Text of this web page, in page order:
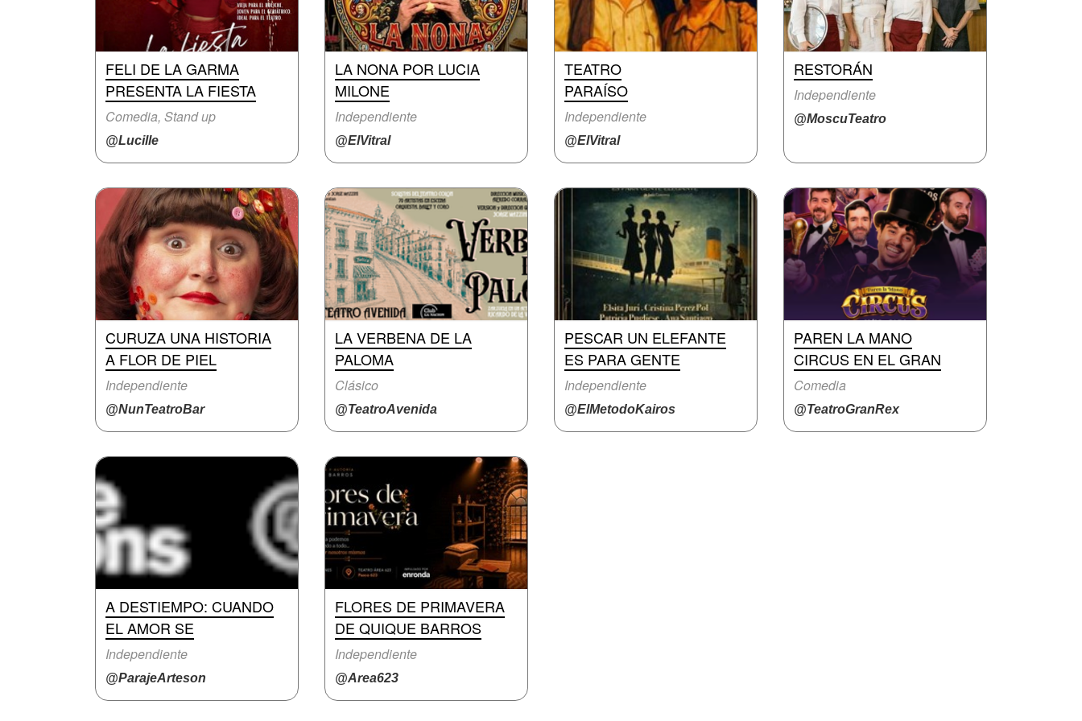
FELI DE LA GARMA
PRESENTA LA FIESTA
Comedia, Stand up
@Lucille
LA NONA POR LUCIA
MILONE
Independiente
@ElVitral
TEATRO
PARAÍSO
Independiente
@ElVitral
RESTORÁN
Independiente
@MoscuTeatro
CURUZA UNA HISTORIA
A FLOR DE PIEL
Independiente
@NunTeatroBar
LA VERBENA DE LA
PALOMA
Clásico
@TeatroAvenida
PESCAR UN ELEFANTE
ES PARA GENTE
Independiente
@ElMetodoKairos
PAREN LA MANO
CIRCUS EN EL GRAN
Comedia
@TeatroGranRex
A DESTIEMPO: CUANDO
EL AMOR SE
Independiente
@ParajeArteson
FLORES DE PRIMAVERA
DE QUIQUE BARROS
Independiente
@Area623